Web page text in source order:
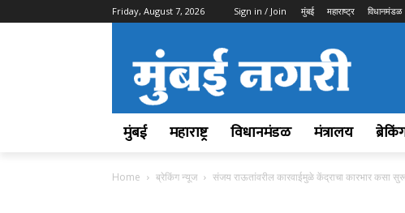
Friday, August 7, 2026 Sign in / Join मुंबई महाराष्ट्र विधानमंडळ
मुंबई महाराष्ट्र विधानमंडळ मंत्रालय
Home ब्रेकिंग न्यूज संजय राऊतांवरील कारवाईमुळे केंद्राचा कारभार कसा